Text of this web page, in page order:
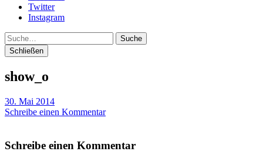
Twitter
Instagram
Suche
Schließen
show_o
30. Mai 2014
Schreibe einen Kommentar
Schreibe einen Kommentar